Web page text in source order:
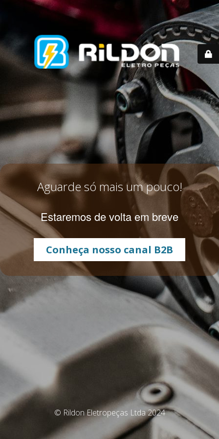
Aguarde só mais um pouco!
Estaremos de volta em breve
Conheça nosso canal B2B
© Rildon Eletropeças Ltda 2024